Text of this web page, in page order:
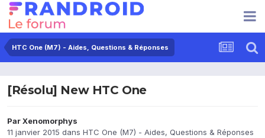
HTC One (M7) - Aides, Questions & Réponses
[Résolu] New HTC One
ParXenomorphys
11 janvier 2015 dans HTC One (M7) - Aides, Questions & Réponses